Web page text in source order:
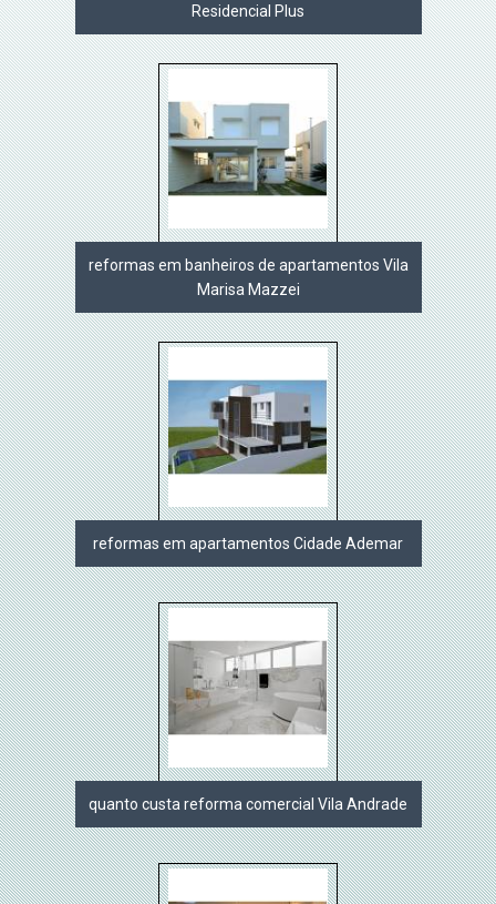
Residencial Plus
reformas em banheiros de apartamentos Vila
Marisa Mazzei
reformas em apartamentos Cidade Ademar
quanto custa reforma comercial Vila Andrade